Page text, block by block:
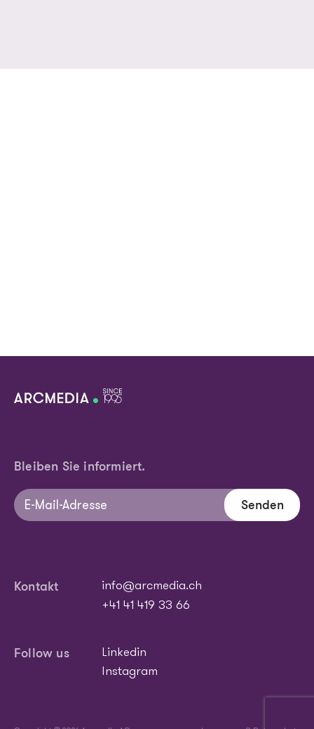
Bleiben Sie informiert.
Senden
Kontakt
info@arcmedia.ch
+41 41 419 33 66
Follow us
Linkedin
Instagram